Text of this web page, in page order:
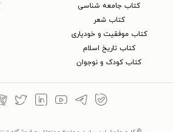
کتاب جامعه شناسی
کتاب شعر
کتاب موفقیت و خودیاری
کتاب تاریخ اسلام
کتاب کودک و نوجوان